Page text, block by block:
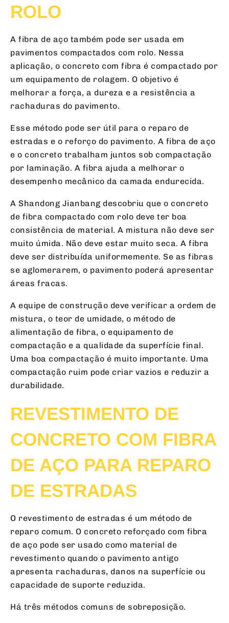
ROLO
A fibra de aço também pode ser usada em
pavimentos compactados com rolo. Nessa
aplicação, o concreto com fibra é compactado por
um equipamento de rolagem. O objetivo é
melhorar a força, a dureza e a resistência a
rachaduras do pavimento.
Esse método pode ser útil para o reparo de
estradas e o reforço do pavimento. A fibra de aço
e o concreto trabalham juntos sob compactação
por laminação. A fibra ajuda a melhorar o
desempenho mecânico da camada endurecida.
A Shandong Jianbang descobriu que o concreto
de fibra compactado com rolo deve ter boa
consistência de material. A mistura não deve ser
muito úmida. Não deve estar muito seca. A fibra
deve ser distribuída uniformemente. Se as fibras
se aglomerarem, o pavimento poderá apresentar
áreas fracas.
A equipe de construção deve verificar a ordem de
mistura, o teor de umidade, o método de
alimentação de fibra, o equipamento de
compactação e a qualidade da superfície final.
Uma boa compactação é muito importante. Uma
compactação ruim pode criar vazios e reduzir a
durabilidade.
REVESTIMENTO DE
CONCRETO COM FIBRA
DE AÇO PARA REPARO
DE ESTRADAS
O revestimento de estradas é um método de
reparo comum. O concreto reforçado com fibra
de aço pode ser usado como material de
revestimento quando o pavimento antigo
apresenta rachaduras, danos na superfície ou
capacidade de suporte reduzida.
Há três métodos comuns de sobreposição.